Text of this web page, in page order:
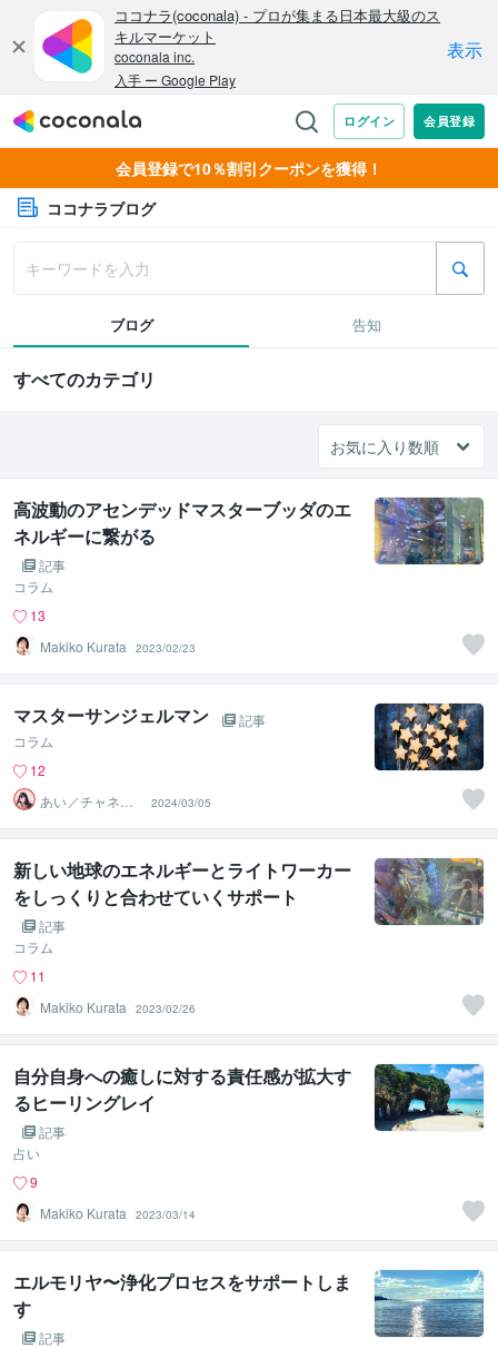
会員登録で10％割引クーポンを獲得！
ココナラブログ
ブログ 告知
すべてのカテゴリ
高波動のアセンデッドマスターブッダのエ
ネルギーに繋がる
記事
コラム
13
Makiko Kurata
2023/02/23
マスターサンジェルマン
記事
コラム
12
あい／チャネリ
ングアート✨夏S
ALE
2024/03/05
新しい地球のエネルギーとライトワーカー
をしっくりと合わせていくサポート
記事
コラム
11
Makiko Kurata
2023/02/26
自分自身への癒しに対する責任感が拡大す
るヒーリングレイ
記事
占い
9
Makiko Kurata
2023/03/14
エルモリヤ〜浄化プロセスをサポートしま
す
記事